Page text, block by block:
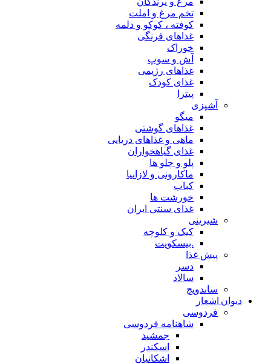
تخم مرغ و املت
کوفته ، کوکو و دلمه
غذاهای فرنگی
خوراک
آش و سوپ
غذاهای رژیمی
غذای کودک
پیتزا
آشپزی
میگو
غذاهای گوشتی
ماهی و غذاهای دریایی
غذای گیاهخواران
پلو و چلو ها
ماکارونی و لازانیا
کباب
خورشت ها
غذای سنتی ایران
شیرینی
کیک و کلوچه
.بیسکویت
پیش غذا
دسر
سالاد
ساندویچ
دیوان اشعار
فردوسی
شاهنامه فردوسی
جمشید
اسکندر
اشکانیان